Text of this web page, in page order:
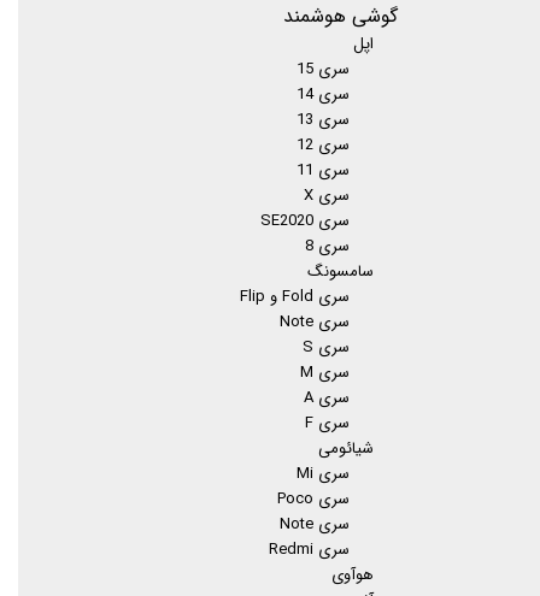
گوشی هوشمند
اپل
سری 15
سری 14
سری 13
سری 12
سری 11
سری X
سری SE2020
سری 8
سامسونگ
سری Fold و Flip
سری Note
سری S
سری M
سری A
سری F
شیائومی
سری Mi
سری Poco
سری Note
سری Redmi
هوآوی